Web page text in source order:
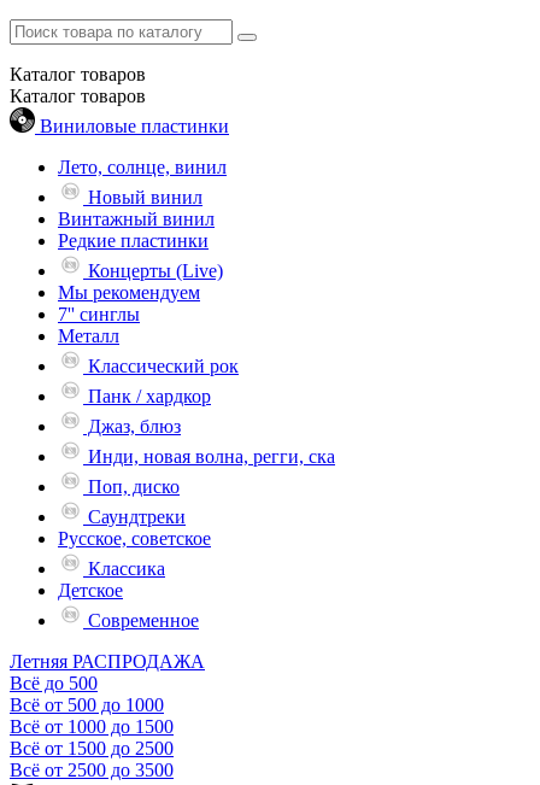
Каталог товаров
Каталог товаров
Виниловые пластинки
Лето, солнце, винил
Новый винил
Винтажный винил
Редкие пластинки
Концерты (Live)
Мы рекомендуем
7'' синглы
Металл
Классический рок
Панк / хардкор
Джаз, блюз
Инди, новая волна, регги, ска
Поп, диско
Саундтреки
Русское, советское
Классика
Детское
Современное
Летняя РАСПРОДАЖА
Всё до 500
Всё от 500 до 1000
Всё от 1000 до 1500
Всё от 1500 до 2500
Всё от 2500 до 3500